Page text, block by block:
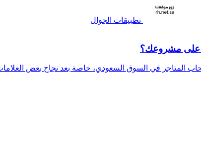
تطبيقات الجوال
على مشروعك؟
المتاجر في السوق السعودي، خاصة بعد نجاح بعض